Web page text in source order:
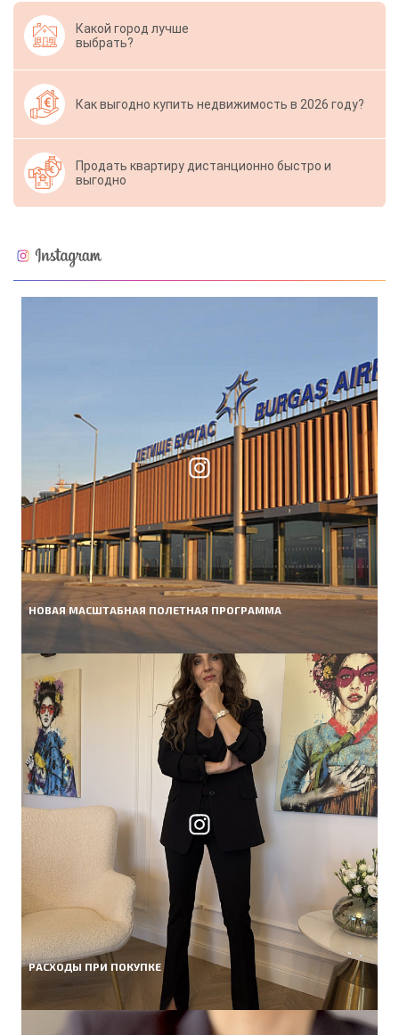
Какой город лучше
выбрать?
Как выгодно купить недвижимость в 2026 году?
Продать квартиру дистанционно быстро и
выгодно
НОВАЯ МАСШТАБНАЯ ПОЛЕТНАЯ ПРОГРАММА
РАСХОДЫ ПРИ ПОКУПКЕ